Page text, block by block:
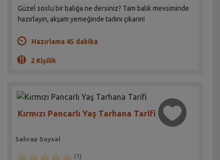
Güzel soslu bir balığa ne dersiniz? Tam balık mevsiminde
hazırlayın, akşam yemeğinde tadını çıkarın!
Hazırlama 45 dakika
2 Kişilik
Kırmızı Pancarlı Yaş Tarhana Tarifi
Sahrap Soysal
(1)